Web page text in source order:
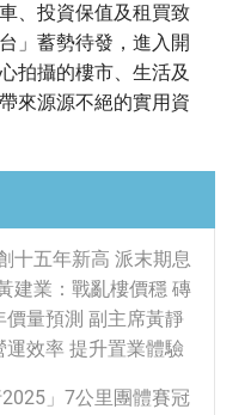
、投資保值及租買致
」蓄勢待發，進入開
拍攝的樓市、生活及
來源源不絕的實用資
十五年新高 派末期息
建業：戰亂樓價穩 磚
量預測 副主席黃靜
效率 提升置業體驗
」7公里團體賽冠